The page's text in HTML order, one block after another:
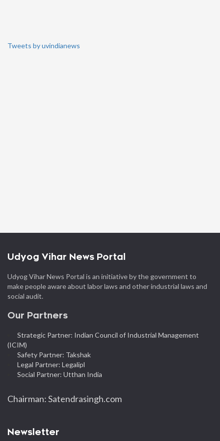
Tweets by uvindianews
Udyog Vihar News Portal
Udyog Vihar News Portal is an initiative by the government to
make people aware about labor laws and other industrial laws and
social audit.
Our Partners
Strategic Partner: Indian Council of Industrial Management
(ICIM)
Safety Partner: Takshak
Legal Partner: Legalipl
Social Partner: Utthan India
Chairman: Satendrasingh.com
Newsletter